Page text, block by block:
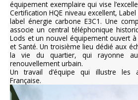
équipement exemplaire qui vise
Certification HQE niveau excellent,
label énergie carbone E3C1. Une
associe un central téléphonique
Lods et un nouvel équipement ouvert
et Santé. Un troisième lieu dédié aux
la vie du quartier, qui rayonne
renouvellement urbain.
Un travail d’équipe qui illustre les
Française.